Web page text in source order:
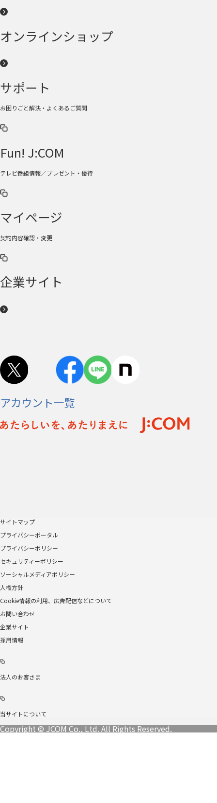
オンラインショップ
サポート
お困りごと解決・よくあるご質問
Fun! J:COM
テレビ番組情報／プレゼント・優待
マイページ
契約内容確認・変更
企業サイト
アカウント一覧
サイトマップ
プライバシーポータル
プライバシーポリシー
セキュリティーポリシー
ソーシャルメディアポリシー
人権方針
Cookie情報の利用、広告配信などについて
お問い合わせ
企業サイト
採用情報
法人のお客さま
当サイトについて
Copyright © JCOM Co., Ltd. All Rights Reserved.